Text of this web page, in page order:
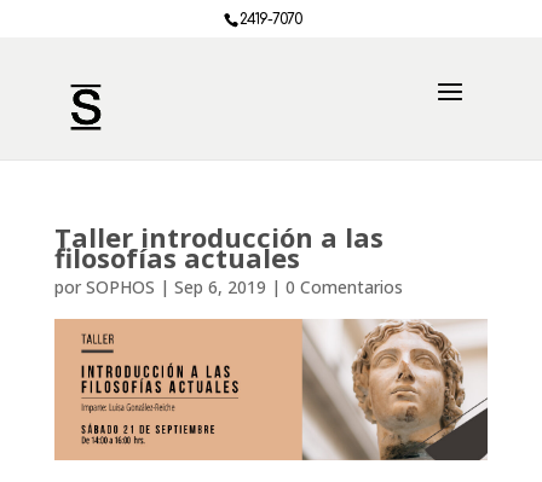
2419-7070
Taller introducción a las
filosofías actuales
por SOPHOS | Sep 6, 2019 | 0 Comentarios